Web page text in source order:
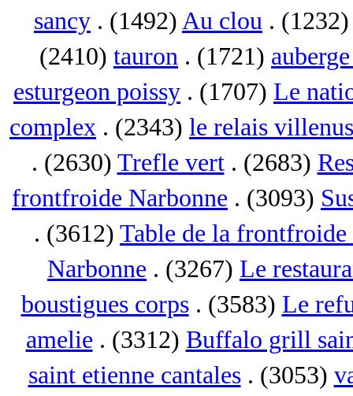
sancy . (1492) Au clou .
(2410) tauron . (1721)
esturgeon poissy . (1707) Le
complex . (2343) le relais villenus
. (2630) Trefle vert. (2683)
frontfroide Narbonne . (3093)
. (3612) Table de la frontfroide
Narbonne . (3267) Le
boustigues corps. (3583) Le
amelie . (3312) Buffalo grill
saint etienne cantales. (3053)